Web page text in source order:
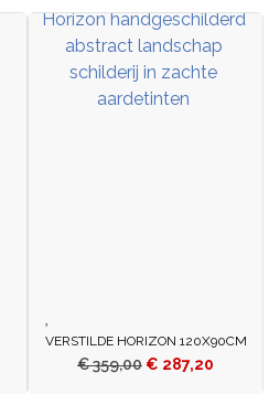
VERSTILDE HORIZON 120X90CM
€359,00 € 287,20